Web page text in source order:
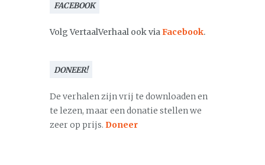
FACEBOOK
Volg VertaalVerhaal ook viaFacebook.
DONEER!
De verhalen zijn vrij te downloaden en
te lezen, maar een donatie stellen we
zeer op prijs. Doneer